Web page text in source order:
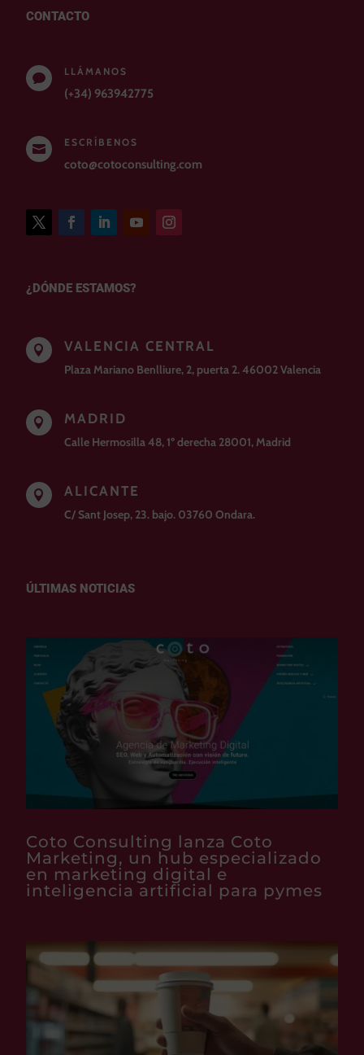
CONTACTO

LLÁMANOS
(+34) 963942775

ESCRÍBENOS
coto@cotoconsulting.com
¿DÓNDE ESTAMOS?
 VALENCIA CENTRAL
Plaza Mariano Benlliure, 2, puerta 2. 46002 Valencia
 MADRID
Calle Hermosilla 48, 1º derecha 28001, Madrid
 ALICANTE
C/ Sant Josep, 23. bajo. 03760 Ondara.
ÚLTIMAS NOTICIAS
Coto Consulting lanza Coto
Marketing, un hub especializado
en marketing digital e
inteligencia artificial para pymes